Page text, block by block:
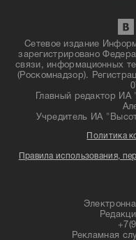
Сетевое издание
зарегистрировано
связи, информационных
(Роскомнадзор).
Главный редактор
Учредитель ИА
Политика
Правила использования,
Рекламная